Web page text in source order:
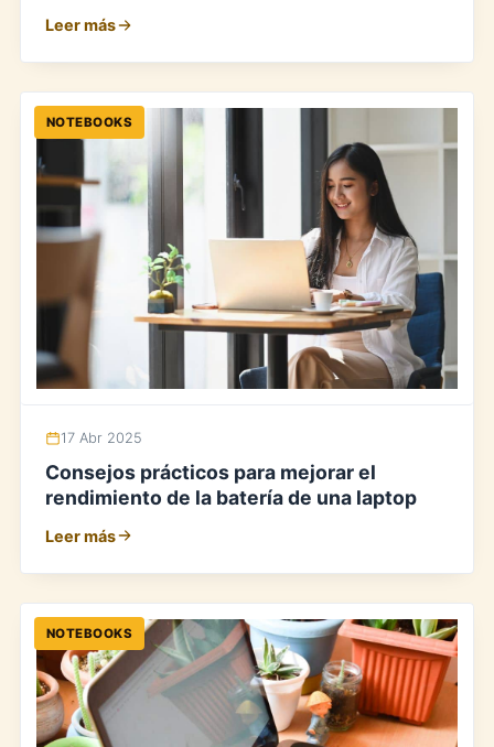
Leer más
NOTEBOOKS
17 Abr 2025
Consejos prácticos para mejorar el
rendimiento de la batería de una laptop
Leer más
NOTEBOOKS